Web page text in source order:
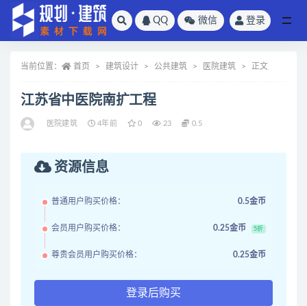
QQ 微信 登录
当前位置： 首页 建筑设计 公共建筑 医院建筑 正文
江苏省中医院南扩工程
医院建筑 4年前 0 23 0.5
资源信息
普通用户购买价格： 0.5金币
会员用户购买价格： 0.25金币 5折
尊贵会员用户购买价格： 0.25金币
登录后购买
全部